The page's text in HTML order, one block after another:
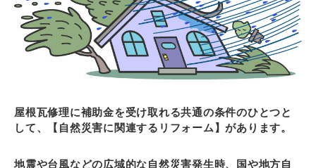
屋根瓦修理に補助金を受け取れる共通の条件のひとつと
して、【自然災害に関連するリフォーム】があります。
地震や台風などの広域的な自然災害発生時、国や地方自